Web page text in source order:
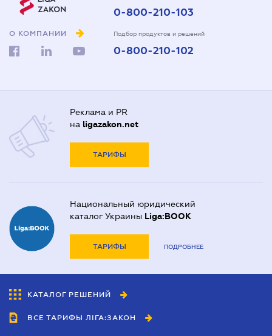
О КОМПАНИИ
0-800-210-103
Подбор продуктов и решений
0-800-210-102
Реклама и PR
на ligazakon.net
ТАРИФЫ
Национальный юридический
каталог Украины Liga:BOOK
ТАРИФЫ ПОДРОБНЕЕ
КАТАЛОГ РЕШЕНИЙ
ВСЕ ТАРИФЫ ЛІГА:ЗАКОН